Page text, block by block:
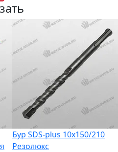
Бур SDS-plus 10x150/210
Резолюкс